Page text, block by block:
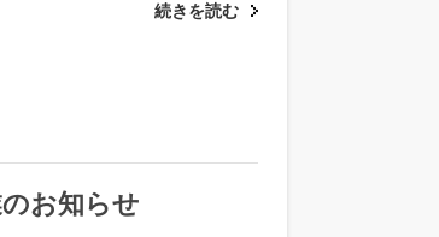
続きを読む
お知らせ